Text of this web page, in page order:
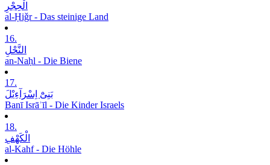
الْحِجْرِ
al-Ḥiǧr - Das steinige Land
16.
النَّحْلِ
an-Naḥl - Die Biene
17.
بَنِیْٓ اِسْرَآءِیْلَ
Banī Isrāʾīl - Die Kinder Israels
18.
الْکَھْفِ
al-Kahf - Die Höhle